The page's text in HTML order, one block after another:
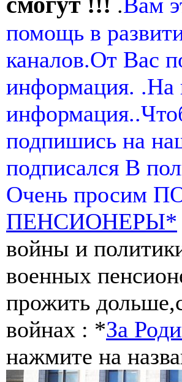
помощь в
каналов.От Вас
информация. .На
подпишись на
подписался В
Очень просим
ПЕНСИОНЕРЫ*
войны и
военных
прожить
войнах : *За
нажмите на